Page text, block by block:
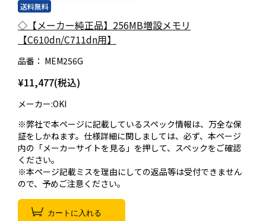
送料無料
◇【メーカー純正品】256MB増設メモリ
【C610dn/C711dn用】
品番： MEM256G
¥11,477(税込)
メーカー:OKI
※弊社で本ページに記載しているスペック情報は、万全な保
証をしかねます。仕様詳細に関しましては、必ず、本ページ
内の「メーカーサイトを見る」を押して、スペックをご確認
ください。
※本ページ記載ミスを理由にしての返品等は受付できません
ので、予めご注意ください。
カートに入れる